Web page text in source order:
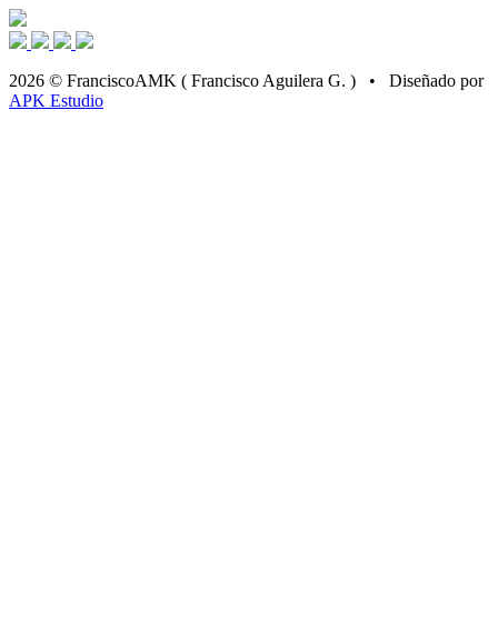
2026 © FranciscoAMK ( Francisco Aguilera G. ) • Diseñado por
APK Estudio